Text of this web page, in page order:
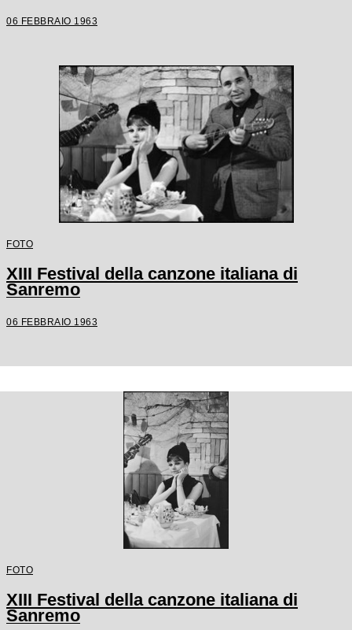
06 FEBBRAIO 1963
FOTO
XIII Festival della canzone italiana di
Sanremo
06 FEBBRAIO 1963
FOTO
XIII Festival della canzone italiana di
Sanremo